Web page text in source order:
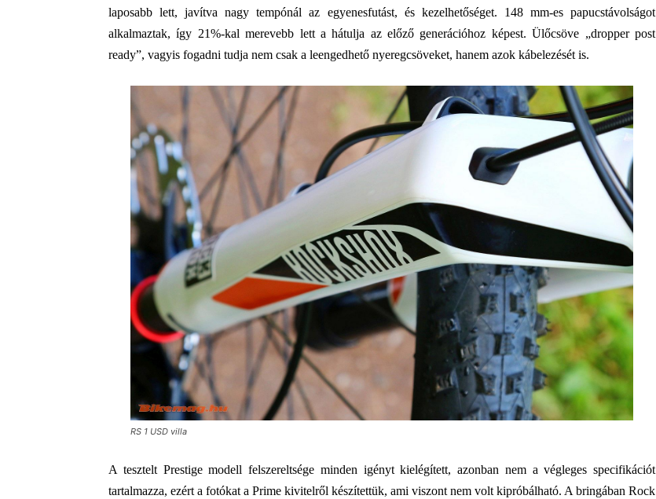
laposabb lett, javítva nagy tempónál az egyenesfutást, és kezelhetőséget. 148 mm-es papucstávolságot
alkalmaztak, így 21%-kal merevebb lett a hátulja az előző generációhoz képest. Ülőcsöve „dropper post
ready”, vagyis fogadni tudja nem csak a leengedhető nyeregcsöveket, hanem azok kábelezését is.
RS 1 USD villa
A tesztelt Prestige modell felszereltsége minden igényt kielégített, azonban nem a végleges specifikációt
tartalmazza, ezért a fotókat a Prime kivitelről készítettük, ami viszont nem volt kipróbálható. A bringában Rock